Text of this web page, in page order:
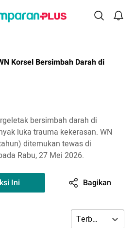
Korsel Bersimbah Darah di
bersimbah darah di
luka trauma kekerasan. WN
ditemukan tewas di
Rabu, 27 Mei 2026.
Ini Bagikan
Terbaru